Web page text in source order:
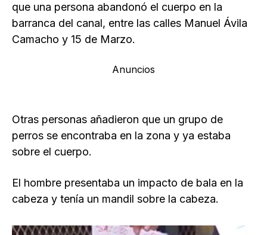
que una persona abandonó el cuerpo en la
barranca del canal, entre las calles Manuel Ávila
Camacho y 15 de Marzo.
Anuncios
Otras personas añadieron que un grupo de
perros se encontraba en la zona y ya estaba
sobre el cuerpo.
El hombre presentaba un impacto de bala en la
cabeza y tenía un mandil sobre la cabeza.